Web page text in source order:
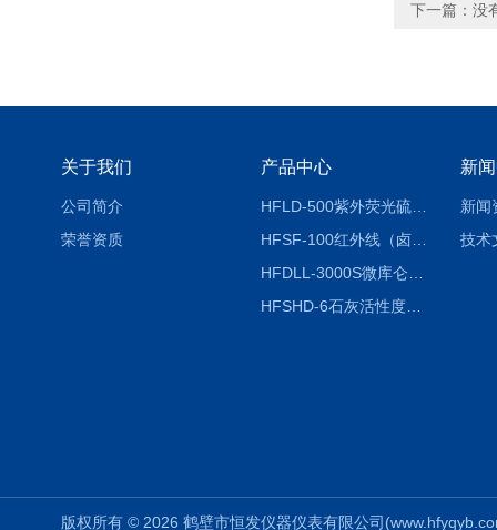
下一篇：没
关于我们
公司简介
荣誉资质
产品中心
HFLD-500紫外荧光硫氮仪
HFSF-100红外线（卤素）水分测定仪
HFSHD-6石灰活性度测定仪
新
新闻
技术
版权所有 © 2026 鹤壁市恒发仪器仪表有限公司